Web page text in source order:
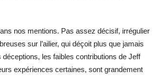
nos mentions. Pas assez décisif, irrégulier
sur l’ailier, qui déçoit plus que jamais
les faibles contributions de Jeff
expériences certaines, sont grandement